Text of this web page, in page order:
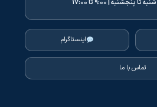
شنبه تا پنجشنبه | ۹:۰۰ تا ۱۷:۰۰
اینستاگرام
تماس با ما